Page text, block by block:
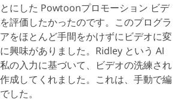
にした Powtoonプロモーション ビデ
評価したかったのです。このプログラ
をほとんど手間をかけずにビデオに変
興味がありました。Ridley という AI
の入力に基づいて、ビデオの洗練され
成してくれました。これは、手動で編
した。